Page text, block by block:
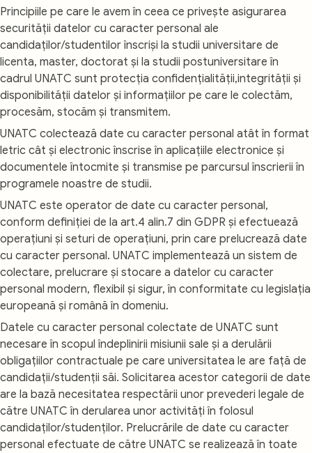
Principiile pe care le avem în ceea ce privește asigurarea
securității datelor cu caracter personal ale
candidaților/studentilor înscriși la studii universitare de
licenta, master, doctorat și la studii postuniversitare în
cadrul UNATC sunt protecția confidențialității,integrității și
disponibilității datelor și informațiilor pe care le colectăm,
procesăm, stocăm și transmitem.
UNATC colectează date cu caracter personal atât în format
letric cât și electronic înscrise în aplicațiile electronice și
documentele întocmite și transmise pe parcursul înscrierii în
programele noastre de studii.
UNATC este operator de date cu caracter personal,
conform definiției de la art.4 alin.7 din GDPR și efectuează
operațiuni și seturi de operațiuni, prin care prelucrează date
cu caracter personal. UNATC implementează un sistem de
colectare, prelucrare și stocare a datelor cu caracter
personal modern, flexibil și sigur, în conformitate cu legislația
europeană și română în domeniu.
Datele cu caracter personal colectate de UNATC sunt
necesare în scopul îndeplinirii misiunii sale și a derulării
obligațiilor contractuale pe care universitatea le are față de
candidații/studenții săi. Solicitarea acestor categorii de date
are la bază necesitatea respectării unor prevederi legale de
către UNATC în derularea unor activități în folosul
candidaților/studenților. Prelucrările de date cu caracter
personal efectuate de către UNATC se realizează în toate